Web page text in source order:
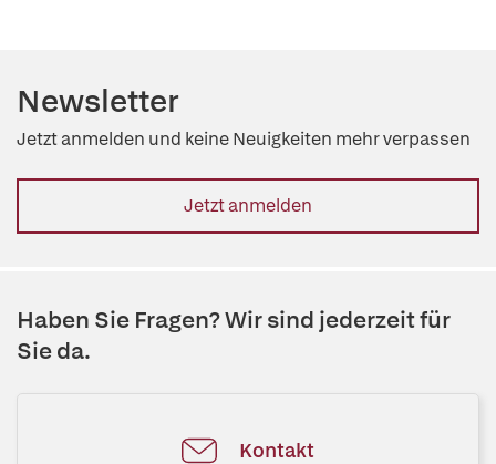
Newsletter
Jetzt anmelden und keine Neuigkeiten mehr verpassen
Jetzt anmelden
Haben Sie Fragen? Wir sind jederzeit für
Sie da.
Kontakt